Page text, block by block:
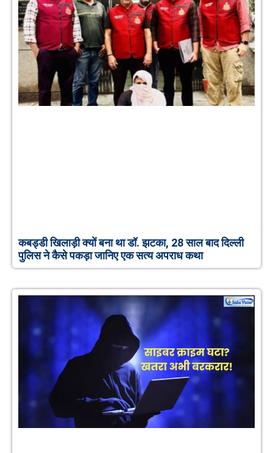
कबड्डी खिलाड़ी क्यों बना था डॉ. झटका, 28 साल बाद दिल्ली
पुलिस ने कैसे पकड़ा जानिए एक सत्य अपराध कथा